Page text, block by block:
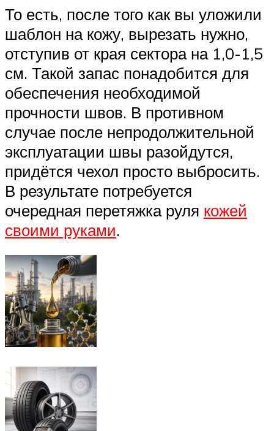
То есть, после того как вы уложили
шаблон на кожу, вырезать нужно,
отступив от края сектора на 1,0-1,5
см. Такой запас понадобится для
обеспечения необходимой
прочности швов. В противном
случае после непродолжительной
эксплуатации швы разойдутся,
придётся чехол просто выбросить.
В результате потребуется
очередная перетяжка руля кожей
своими руками.